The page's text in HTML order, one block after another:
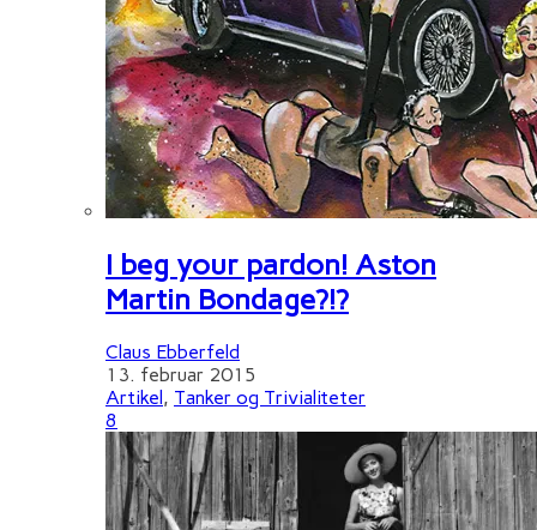
I beg your pardon! Aston
Martin Bondage?!?
Claus Ebberfeld
13. februar 2015
Artikel, Tanker og Trivialiteter
8